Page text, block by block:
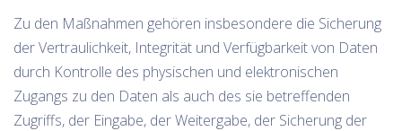
Zu den Maßnahmen gehören insbesondere die Sicherung
der Vertraulichkeit, Integrität und Verfügbarkeit von Daten
durch Kontrolle des physischen und elektronischen
Zugangs zu den Daten als auch des sie betreffenden
Zugriffs, der Eingabe, der Weitergabe, der Sicherung der